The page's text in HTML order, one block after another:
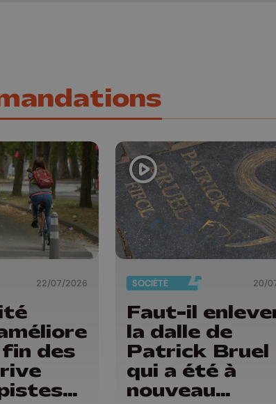
22/07/2026
fin des
SOCIÉTÉ 20/
Faut-il
la dalle de
Patrick Bruel
qui a été à
nouveau